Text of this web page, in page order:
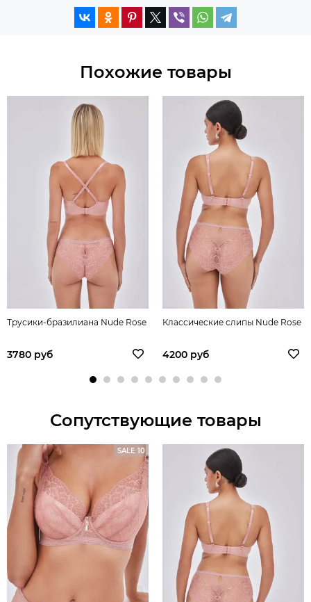
Похожие товары
Трусики-бразилиана Nude Rose
3780 руб
Классические слипы Nude Rose
4200 руб
Сопутствующие товары
SALE 10